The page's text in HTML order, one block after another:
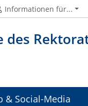
des
Informationen für...
& Social-Media